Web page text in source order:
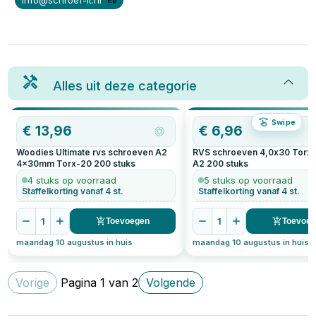
Alles uit deze categorie
Swipe
€13,96
Woodies Ultimate rvs schroeven A2
4x30mm Torx-20 200 stuks
4 stuks op voorraad
Staffelkorting vanaf 4 st.
1 Toevoegen
maandag 10 augustus in huis
€ 6,96
RVS schroeven 4,0x30
A2 200 stuks
5 stuks op voorraad
Staffelkorting vanaf 4 st.
1
maandag 10 augustus in huis
Vorige Pagina1 van2 Volgende